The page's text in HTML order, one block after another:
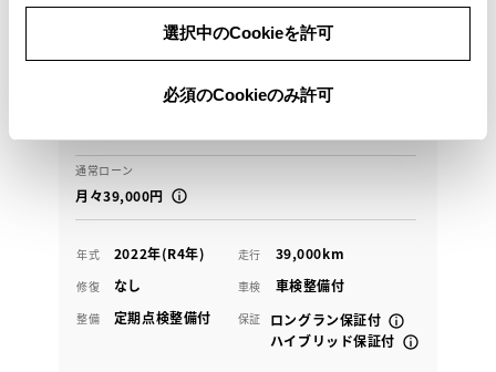
選択中のCookieを許可
必須のCookieのみ許可
望される場合は事前にご連絡ください♪
293.6
277.8万円
通常ローン
月々39,000円
年式 2022年(R4年) 走行 39,000km
修復 なし 車検 車検整備付
整備 定期点検整備付 保証
ロングラン保証付
ハイブリッド保証付